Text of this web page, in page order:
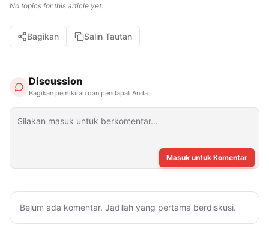
No topics for this article yet.
Bagikan Salin Tautan
Discussion
Bagikan pemikiran dan pendapat Anda
Masuk untuk Komentar
Belum ada komentar. Jadilah yang pertama berdiskusi.